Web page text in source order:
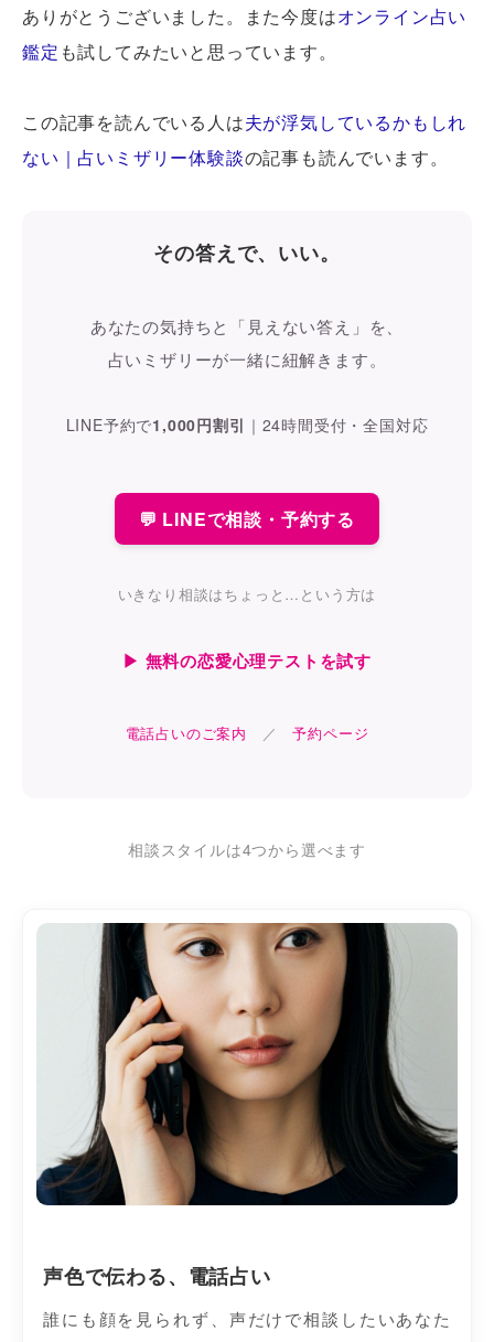
ありがとうございました。また今度はオンライン占い
鑑定 も試してみたいと思っています。
この記事を読んでいる人は夫が浮気しているかもしれ
ない｜占いミザリー体験談の記事も読んでいます。
その答えで、いい。
あなたの気持ちと「見えない答え」を、
占いミザリーが一緒に紐解きます。
LINE予約で1,000円割引 ｜ 24時間受付・全国対応
💬 LINEで相談・予約する
いきなり相談はちょっと…という方は
▶ 無料の恋愛心理テストを試す
電話占いのご案内 ／予約ページ
相談スタイルは4つから選べます
声色で伝わる、電話占い
誰にも顔を見られず、声だけで相談したいあなた